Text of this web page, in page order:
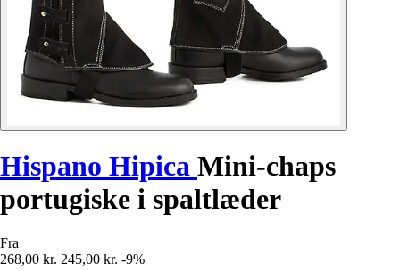
Hispano Hipica Mini-chaps
portugiske i spaltlæder
Fra
268,00 kr. 245,00 kr. -9%